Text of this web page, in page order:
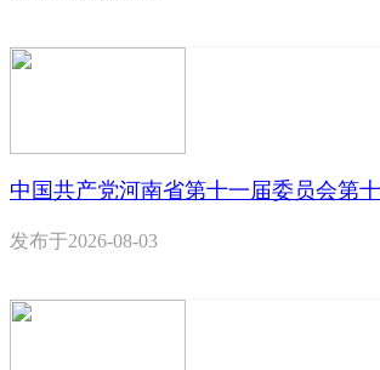
中国共产党河南省第十一届委员会第
发布于2026-08-03